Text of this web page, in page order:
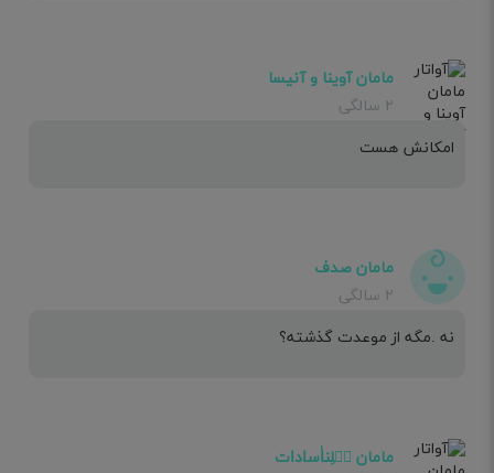
مامان آوینا و آنیسا
۲ سالگی
امکانش هست
مامان صدف
۲ سالگی
نه .مگه از موعدت گذشته؟
مامان ܣِلِنߊٰ‌سߊ‌دߊ‌ت